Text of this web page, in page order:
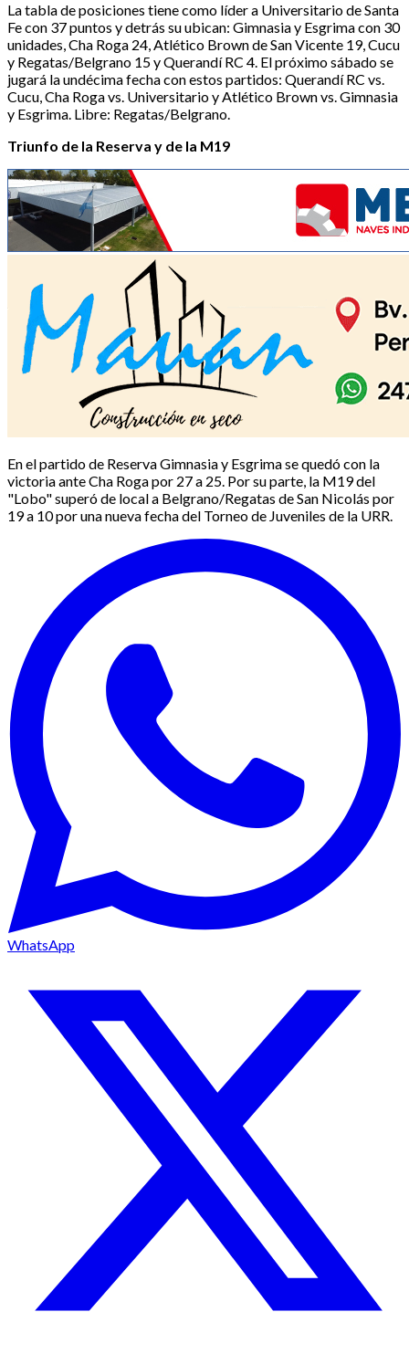
La tabla de posiciones tiene como líder a Universitario de Santa
Fe con 37 puntos y detrás su ubican: Gimnasia y Esgrima con 30
unidades, Cha Roga 24, Atlético Brown de San Vicente 19, Cucu
y Regatas/Belgrano 15 y Querandí RC 4. El próximo sábado se
jugará la undécima fecha con estos partidos: Querandí RC vs.
Cucu, Cha Roga vs. Universitario y Atlético Brown vs. Gimnasia
y Esgrima. Libre: Regatas/Belgrano.
Triunfo de la Reserva y de la M19
En el partido de Reserva Gimnasia y Esgrima se quedó con la
victoria ante Cha Roga por 27 a 25. Por su parte, la M19 del
"Lobo" superó de local a Belgrano/Regatas de San Nicolás por
19 a 10 por una nueva fecha del Torneo de Juveniles de la URR.
WhatsApp